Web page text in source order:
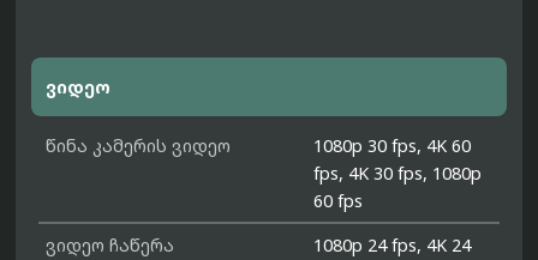
ვიდეო
წინა კამერის ვიდეო
1080p 30 fps, 4K 60
fps, 4K 30 fps, 1080p
60 fps
ვიდეო ჩაწერა
1080p 24 fps, 4K 24